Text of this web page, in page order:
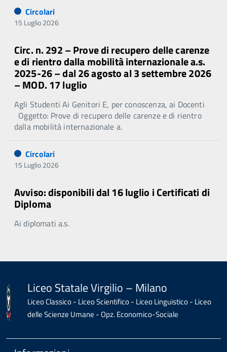
Circolari
15 Luglio 2026
Circ. n. 292 – Prove di recupero delle carenze
e di rientro dalla mobilità internazionale a.s.
2025-26 – dal 26 agosto al 3 settembre 2026
– MOD. 17 luglio
Agli Studenti Ai Genitori E, per conoscenza, ai Docenti
Oggetto: Prove di recupero delle carenze e di rientro
dalla mobilità internazionale a.
Circolari
15 Luglio 2026
Avviso: disponibili dal 16 luglio i Certificati di
Diploma
Ai diplomati a.s.
Liceo Statale Virgilio – Milano
Liceo Classico - Liceo Scientifico - Liceo Linguistico - Liceo
delle Scienze Umane - Opz. Economico-Sociale